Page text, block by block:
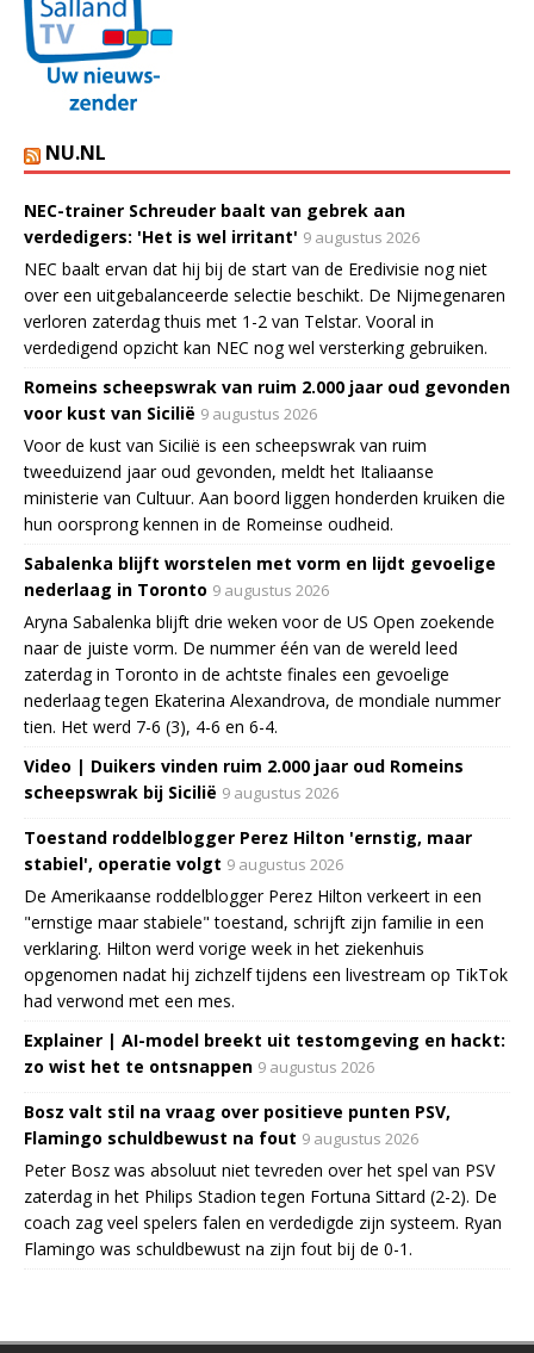
NU.NL
NEC-trainer Schreuder baalt van gebrek aan
verdedigers: 'Het is wel irritant' 9 augustus 2026
NEC baalt ervan dat hij bij de start van de Eredivisie nog niet
over een uitgebalanceerde selectie beschikt. De Nijmegenaren
verloren zaterdag thuis met 1-2 van Telstar. Vooral in
verdedigend opzicht kan NEC nog wel versterking gebruiken.
Romeins scheepswrak van ruim 2.000 jaar oud gevonden
voor kust van Sicilië 9 augustus 2026
Voor de kust van Sicilië is een scheepswrak van ruim
tweeduizend jaar oud gevonden, meldt het Italiaanse
ministerie van Cultuur. Aan boord liggen honderden kruiken die
hun oorsprong kennen in de Romeinse oudheid.
Sabalenka blijft worstelen met vorm en lijdt gevoelige
nederlaag in Toronto 9 augustus 2026
Aryna Sabalenka blijft drie weken voor de US Open zoekende
naar de juiste vorm. De nummer één van de wereld leed
zaterdag in Toronto in de achtste finales een gevoelige
nederlaag tegen Ekaterina Alexandrova, de mondiale nummer
tien. Het werd 7-6 (3), 4-6 en 6-4.
Video | Duikers vinden ruim 2.000 jaar oud Romeins
scheepswrak bij Sicilië 9 augustus 2026
Toestand roddelblogger Perez Hilton 'ernstig, maar
stabiel', operatie volgt 9 augustus 2026
De Amerikaanse roddelblogger Perez Hilton verkeert in een
"ernstige maar stabiele" toestand, schrijft zijn familie in een
verklaring. Hilton werd vorige week in het ziekenhuis
opgenomen nadat hij zichzelf tijdens een livestream op TikTok
had verwond met een mes.
Explainer | AI-model breekt uit testomgeving en hackt:
zo wist het te ontsnappen 9 augustus 2026
Bosz valt stil na vraag over positieve punten PSV,
Flamingo schuldbewust na fout 9 augustus 2026
Peter Bosz was absoluut niet tevreden over het spel van PSV
zaterdag in het Philips Stadion tegen Fortuna Sittard (2-2). De
coach zag veel spelers falen en verdedigde zijn systeem. Ryan
Flamingo was schuldbewust na zijn fout bij de 0-1.